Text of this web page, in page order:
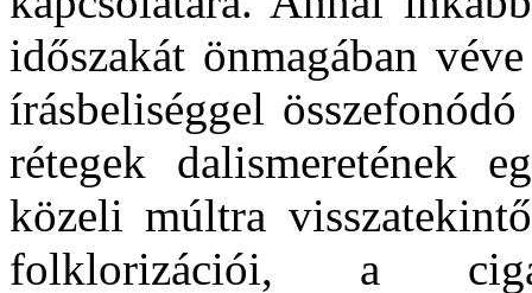
időszakát önmagában
írásbeliséggel
rétegek dalismeretének
közeli múltra
folklorizációi, a